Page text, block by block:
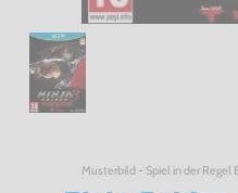
Musterbild - Spiel in der Regel